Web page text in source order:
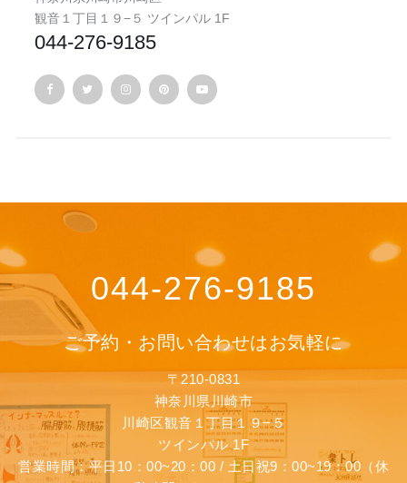
観音１丁目１９−５ ツインパル 1F
044-276-9185
044-276-9185
ご予約・お問い合わせはお気軽に
〒210-0831
神奈川県川崎市
川崎区観音１丁目１９−５
ツインパル 1F
営業時間：平日10：00~20：00 / 土日祝9：00~19：00（休